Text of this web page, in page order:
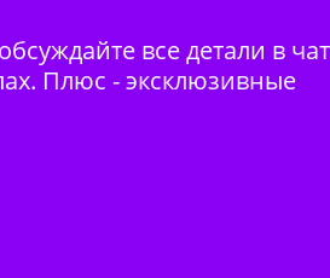
все детали в
Плюс - эксклюзивные